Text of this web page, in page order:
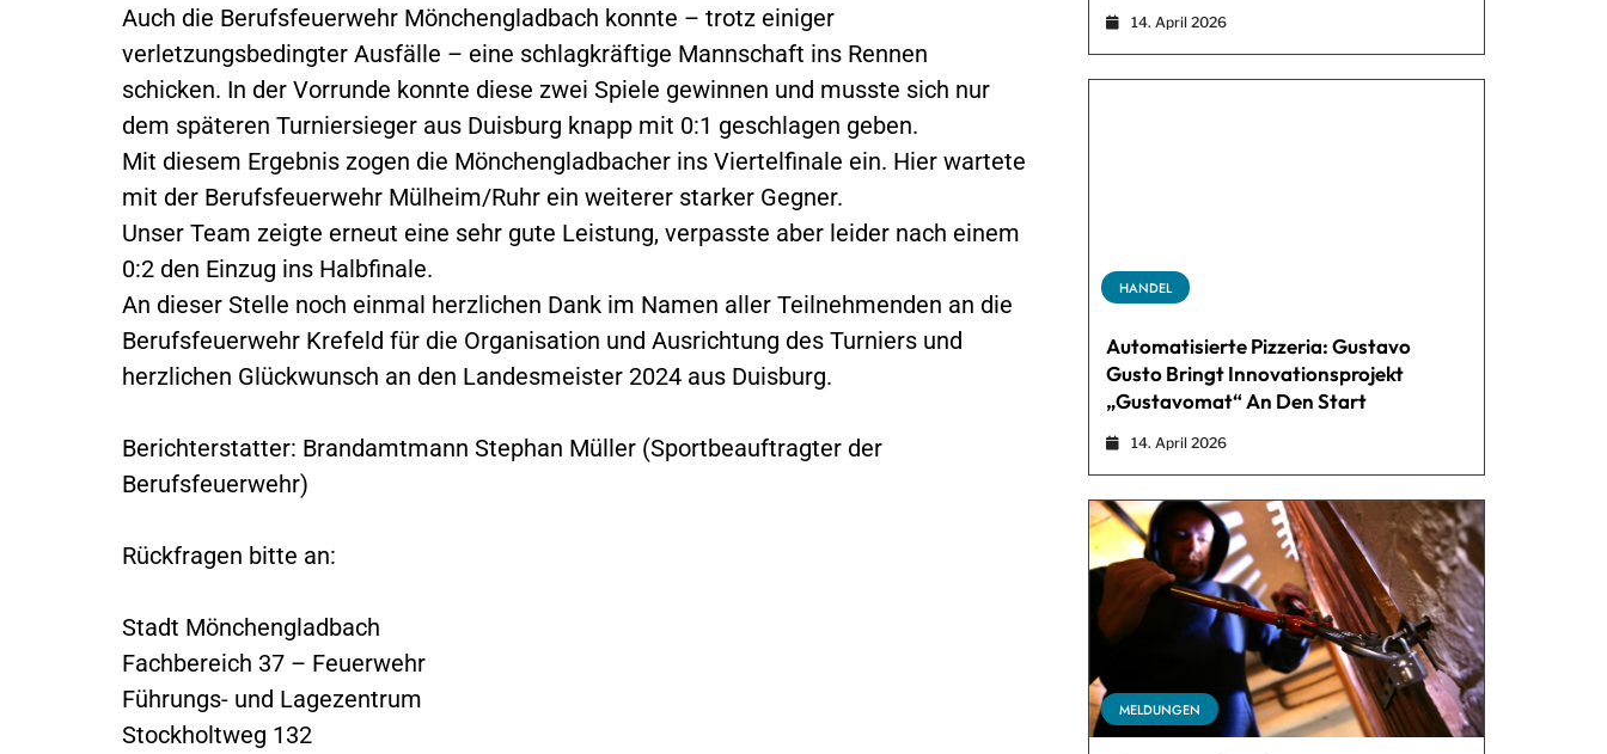
Auch die Berufsfeuerwehr Mönchengladbach konnte – trotz einiger
verletzungsbedingter Ausfälle – eine schlagkräftige Mannschaft ins Rennen
schicken. In der Vorrunde konnte diese zwei Spiele gewinnen und musste sich nur
dem späteren Turniersieger aus Duisburg knapp mit 0:1 geschlagen geben.
Mit diesem Ergebnis zogen die Mönchengladbacher ins Viertelfinale ein. Hier wartete
mit der Berufsfeuerwehr Mülheim/Ruhr ein weiterer starker Gegner.
Unser Team zeigte erneut eine sehr gute Leistung, verpasste aber leider nach einem
0:2 den Einzug ins Halbfinale.
An dieser Stelle noch einmal herzlichen Dank im Namen aller Teilnehmenden an die
Berufsfeuerwehr Krefeld für die Organisation und Ausrichtung des Turniers und
herzlichen Glückwunsch an den Landesmeister 2024 aus Duisburg.
Berichterstatter: Brandamtmann Stephan Müller (Sportbeauftragter der
Berufsfeuerwehr)
Rückfragen bitte an:
Stadt Mönchengladbach
Fachbereich 37 – Feuerwehr
Führungs- und Lagezentrum
Stockholtweg 132
14. April 2026
HANDEL
Automatisierte Pizzeria: Gustavo
Gusto Bringt Innovationsprojekt
„Gustavomat“ An Den Start
14. April 2026
MELDUNGEN